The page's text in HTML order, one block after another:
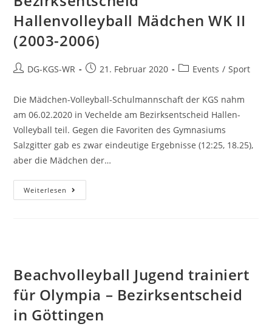
Hallenvolleyball Mädchen WK II
(2003-2006)
DG-KGS-WR 21. Februar 2020 Events / Sport
Die Mädchen-Volleyball-Schulmannschaft der KGS nahm
am 06.02.2020 in Vechelde am Bezirksentscheid Hallen-
Volleyball teil. Gegen die Favoriten des Gymnasiums
Salzgitter gab es zwar eindeutige Ergebnisse (12:25, 18.25),
aber die Mädchen der…
Weiterlesen
Beachvolleyball Jugend trainiert
für Olympia – Bezirksentscheid
in Göttingen